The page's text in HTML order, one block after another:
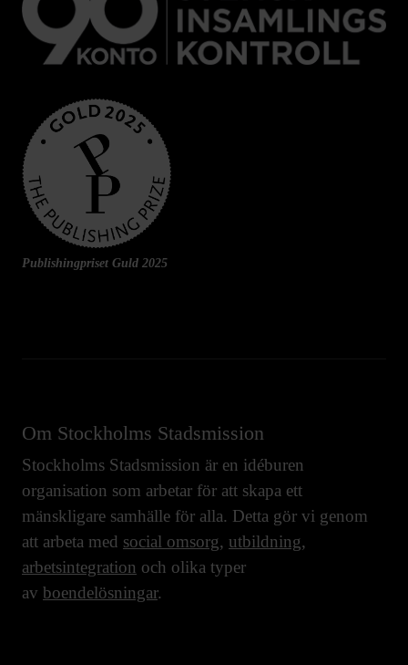
Publishingpriset Guld 2025
Om Stockholms Stadsmission
Stockholms Stadsmission är en idéburen
organisation som arbetar för att skapa ett
mänskligare samhälle för alla. Detta gör vi genom
att arbeta med social omsorg, utbildning,
arbetsintegration och olika typer
av boendelösningar.